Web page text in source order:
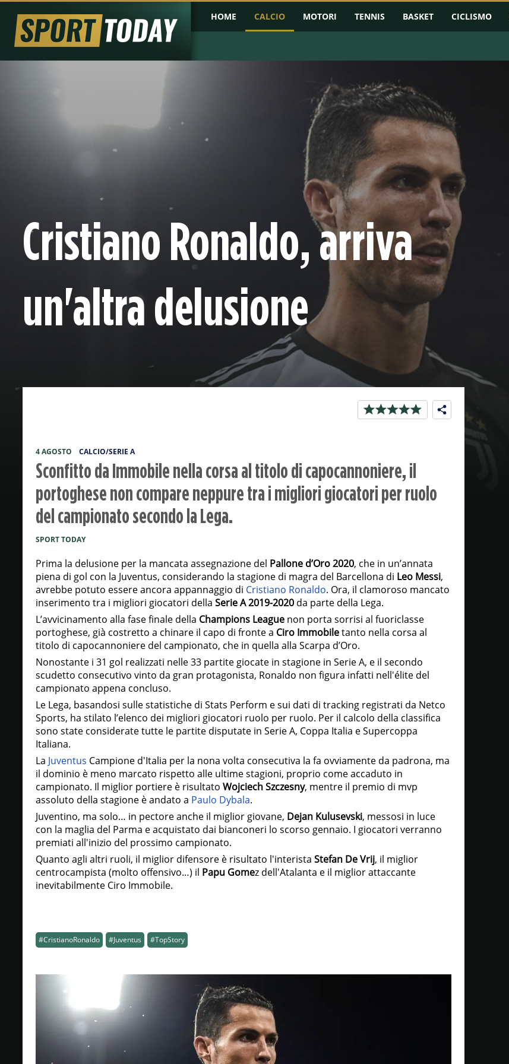
HOME CALCIO MOTORI TENNIS BASKET CICLISMO
Cristiano Ronaldo, arriva
un'altra delusione
4 AGOSTO CALCIO/SERIE A
Sconfitto da Immobile nella corsa al titolo di capocannoniere, il
portoghese non compare neppure tra i migliori giocatori per ruolo
del campionato secondo la Lega.
SPORT TODAY
Prima la delusione per la mancata assegnazione del Pallone d’Oro 2020, che in un’annata
piena di gol con la Juventus, considerando la stagione di magra del Barcellona di Leo Messi,
avrebbe potuto essere ancora appannaggio di Cristiano Ronaldo. Ora, il clamoroso mancato
inserimento tra i migliori giocatori della Serie A 2019-2020 da parte della Lega.
L’avvicinamento alla fase finale della Champions Leaguenon porta sorrisi al fuoriclasse
portoghese, già costretto a chinare il capo di fronte a Ciro Immobiletanto nella corsa al
titolo di capocannoniere del campionato, che in quella alla Scarpa d’Oro.
Nonostante i 31 gol realizzati nelle 33 partite giocate in stagione in Serie A, e il secondo
scudetto consecutivo vinto da gran protagonista, Ronaldo non figura infatti nell'élite del
campionato appena concluso.
Le Lega, basandosi sulle statistiche di Stats Perform e sui dati di tracking registrati da Netco
Sports, ha stilato l’elenco dei migliori giocatori ruolo per ruolo. Per il calcolo della classifica
sono state considerate tutte le partite disputate in Serie A, Coppa Italia e Supercoppa
Italiana.
La Juventus Campione d'Italia per la nona volta consecutiva la fa ovviamente da padrona, ma
il dominio è meno marcato rispetto alle ultime stagioni, proprio come accaduto in
campionato. Il miglior portiere è risultato Wojciech Szczesny, mentre il premio di mvp
assoluto della stagione è andato a Paulo Dybala.
Juventino, ma solo… in pectore anche il miglior giovane, Dejan Kulusevski, messosi in luce
con la maglia del Parma e acquistato dai bianconeri lo scorso gennaio. I giocatori verranno
premiati all'inizio del prossimo campionato.
Quanto agli altri ruoli, il miglior difensore è risultato l'interista Stefan De Vrij, il miglior
centrocampista (molto offensivo…) il Papu Gomez dell'Atalanta e il miglior attaccante
inevitabilmente Ciro Immobile.
#CristianoRonaldo #Juventus #TopStory